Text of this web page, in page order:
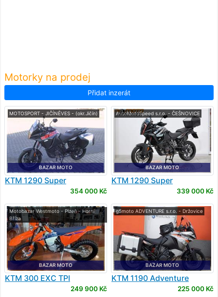
Motorky na prodej
Přidat inzerát
MOTOSPORT - JIČÍNĚVES - (okr.Jičín)
BAZAR MOTO
KTM 1290 Super
354 000 Kč
AutoMotoSpeed s.r.o. - ČEŠNOVICE
BAZAR MOTO
KTM 1290 Super
339 000 Kč
Motobazar Westmoto - Plzeň - Horní
Bříza
BAZAR MOTO
KTM 300 EXC TPI
249 900 Kč
g5moto ADVENTURE s.r.o. - Držovice
BAZAR MOTO
KTM 1190 Adventure
225 000 Kč